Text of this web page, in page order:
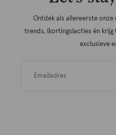
Ontdek als allereerste
trends, (kortings)acties én
exclusieve